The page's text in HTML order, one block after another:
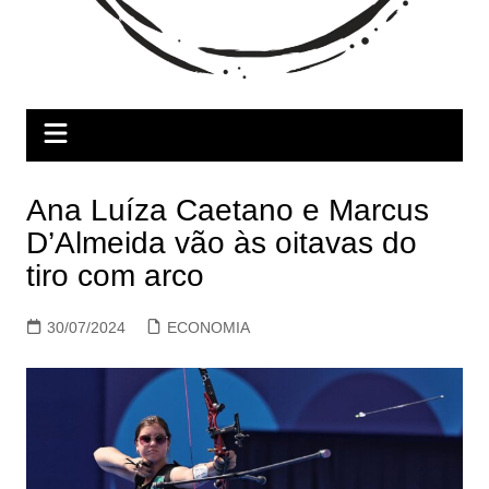
Ana Luíza Caetano e Marcus
D’Almeida vão às oitavas do
tiro com arco
30/07/2024 ECONOMIA